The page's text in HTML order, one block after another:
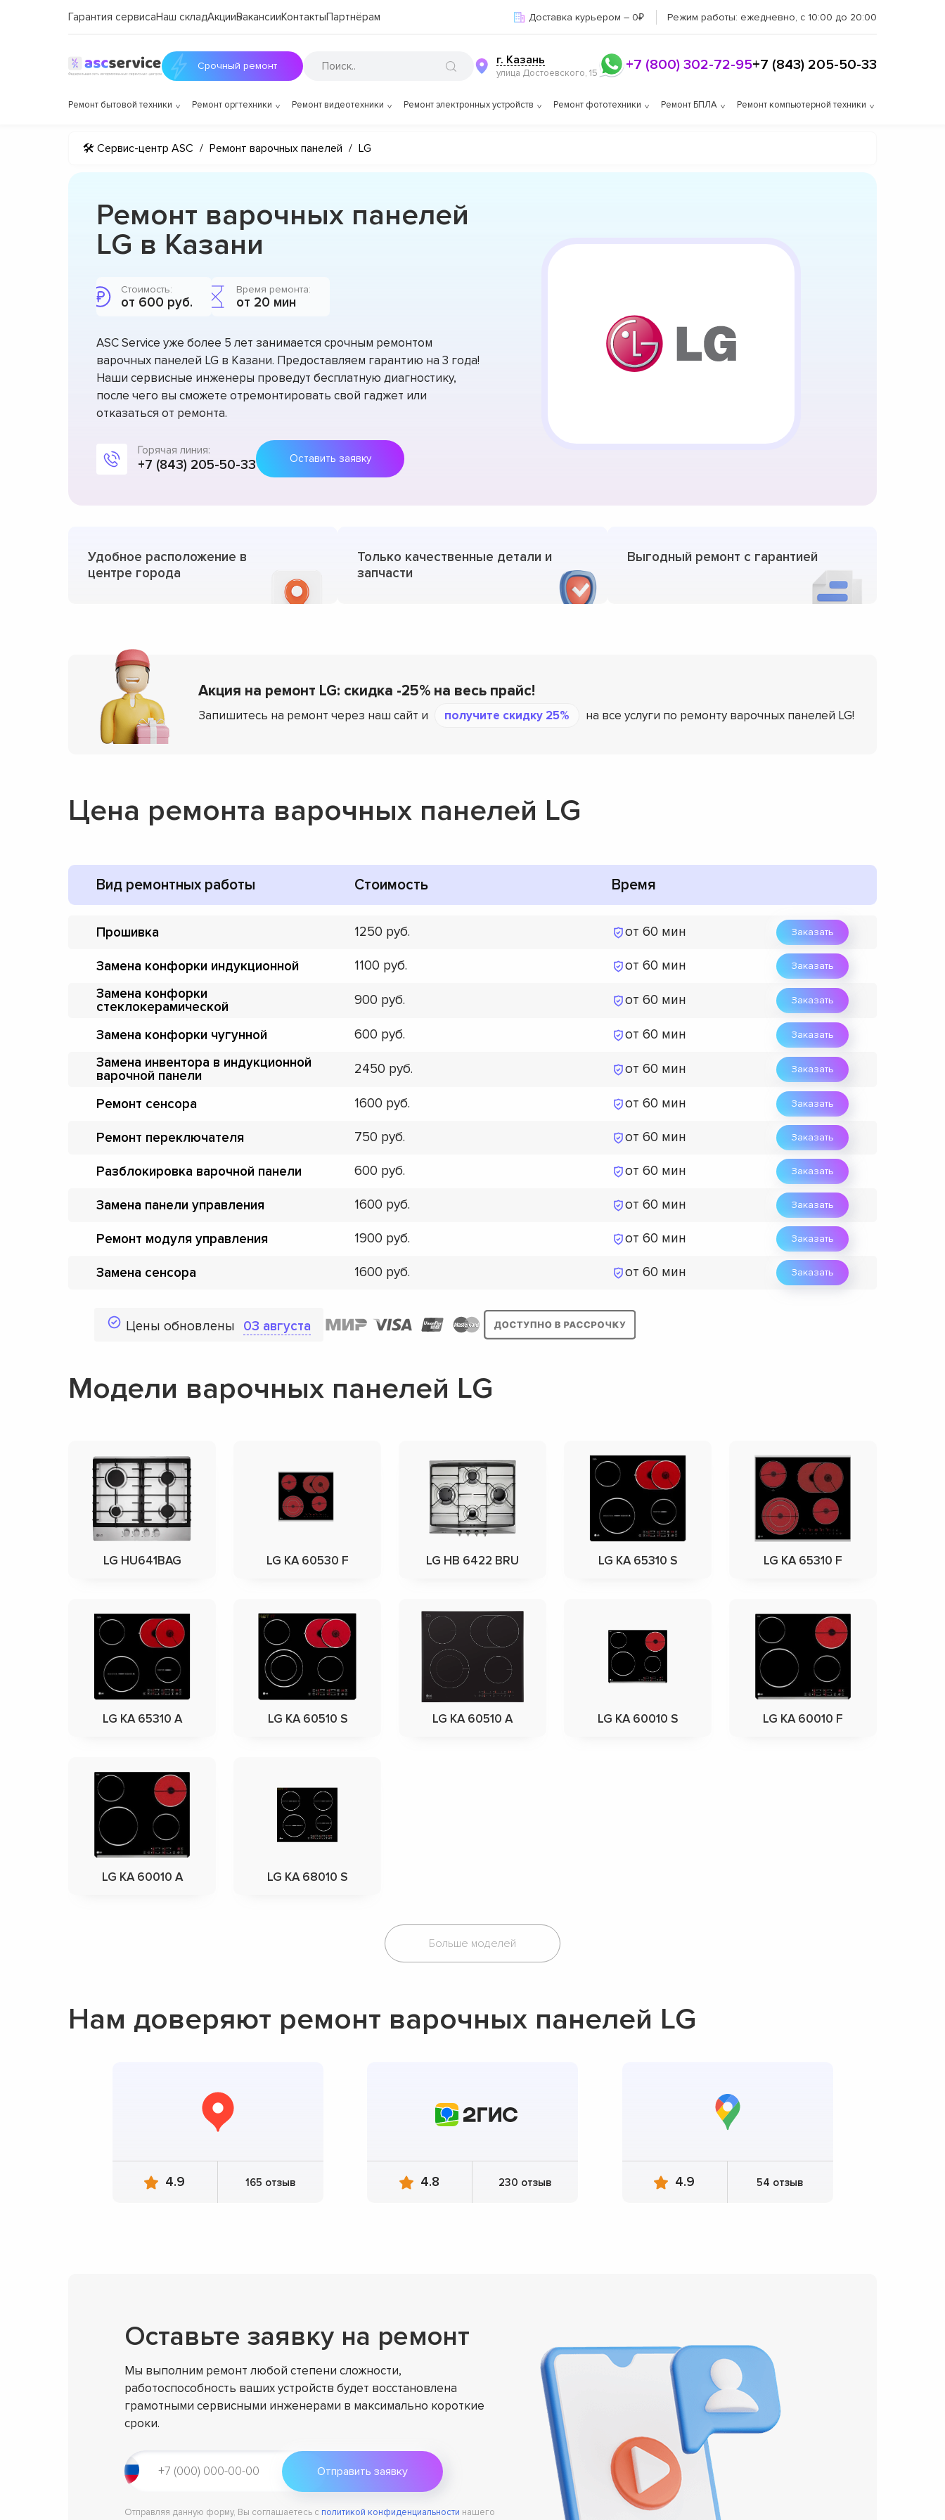
Гарантия сервисаНаш складАкцииВакансииКонтактыПартнёрам Доставка курьером – 0₽ Режим работы: ежедневно, с 10:00 до 20:00
Срочный ремонт г. Казань
улица Достоевского, 15 +7 (800) 302-72-95+7 (843) 205-50-33
Ремонт бытовой техники Ремонт оргтехники Ремонт видеотехники Ремонт электронных устройств Ремонт фототехники Ремонт БПЛА Ремонт компьютерной техники
🛠 Сервис-центр ASC / Ремонт варочных панелей / LG
Ремонт варочных панелей
LG в Казани
Стоимость:
от 600 руб.
Время ремонта:
от 20 мин
ASC Service уже более 5 лет занимается срочным ремонтом
варочных панелей LG в Казани. Предоставляем гарантию на 3 года!
Наши сервисные инженеры проведут бесплатную диагностику,
после чего вы сможете отремонтировать свой гаджет или
отказаться от ремонта.
Горячая линия:
+7 (843) 205-50-33 Оставить заявку
Удобное расположение в
центре города
Только качественные детали и
запчасти
Выгодный ремонт с гарантией
Акция на ремонт LG: скидка -25% на весь прайс!
Запишитесь на ремонт через наш сайт и получите скидку 25% на все услуги по ремонту варочных панелей LG!
Цена ремонта варочных панелей LG
Вид ремонтных работы Стоимость Время
Прошивка 1250 от 60 мин Заказать
Замена конфорки индукционной 1100 от 60 мин Заказать
Замена конфорки
стеклокерамической
900 от 60 мин Заказать
Замена конфорки чугунной 600 от 60 мин Заказать
Замена инвентора в индукционной
варочной панели
2450 от 60 мин Заказать
Ремонт сенсора 1600 от 60 мин Заказать
Ремонт переключателя 750 от 60 мин Заказать
Разблокировка варочной панели 600 от 60 мин Заказать
Замена панели управления 1600 от 60 мин Заказать
Ремонт модуля управления 1900 от 60 мин Заказать
Замена сенсора 1600 от 60 мин Заказать
Цены обновлены 03 августа
Модели варочных панелей LG
LG HU641BAG LG KA 60530 F LG HB 6422 BRU LG KA 65310 S LG KA 65310 F
LG KA 65310 A LG KA 60510 S LG KA 60510 A LG KA 60010 S LG KA 60010 F
LG KA 60010 A LG KA 68010 S
Больше моделей
Нам доверяют ремонт варочных панелей LG
4.9 165 отзыв 4.8 230 отзыв 4.9 54 отзыв
Оставьте заявку на ремонт
Мы выполним ремонт любой степени сложности,
работоспособность ваших устройств будет восстановлена
грамотными сервисными инженерами в максимально короткие
сроки.
Отправляя данную форму, Вы соглашаетесь с политикой конфиденциальности нашего